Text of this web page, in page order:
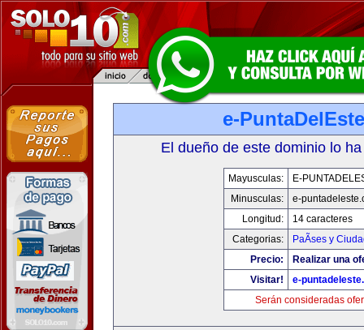
e-
El dueño de este dominio lo
Mayusculas:
E-
Minusculas:
e-
Longitud:
14 caracteres
Categorias:
PaÃ­ses y
Precio:
Realizar una
Visitar!
e-
Serán consideradas